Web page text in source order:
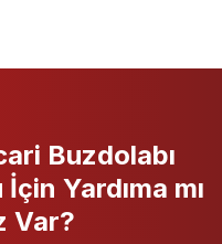
Buzdolabı
Yardıma mı
Var?